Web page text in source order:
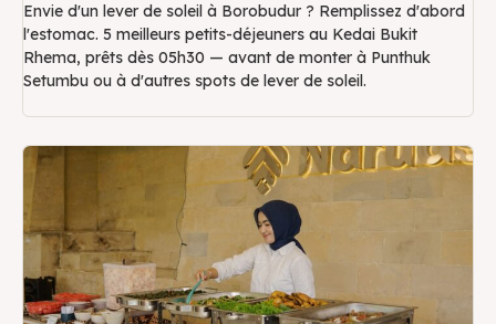
Envie d'un lever de soleil à Borobudur ? Remplissez d'abord
l'estomac. 5 meilleurs petits-déjeuners au Kedai Bukit
Rhema, prêts dès 05h30 — avant de monter à Punthuk
Setumbu ou à d'autres spots de lever de soleil.